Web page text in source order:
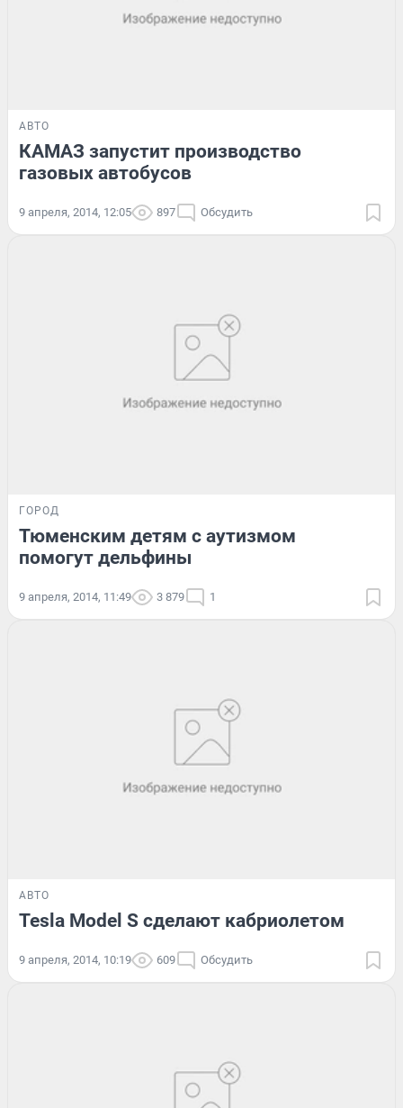
АВТО
КАМАЗ запустит производство
газовых автобусов
9 апреля, 2014, 12:05 897 Обсудить
ГОРОД
Тюменским детям с аутизмом
помогут дельфины
9 апреля, 2014, 11:49 3 879 1
АВТО
Tesla Model S сделают кабриолетом
9 апреля, 2014, 10:19 609 Обсудить